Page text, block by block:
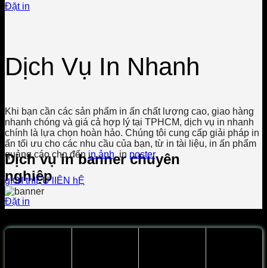
Đặt in
Dịch vụ in banner chuyên
nghiệp
Đặt in
Dịch Vụ In Nhanh
Khi bạn cần các sản phẩm in ấn chất lượng cao, giao hàng
nhanh chóng và giá cả hợp lý tại TPHCM, dịch vụ in nhanh
chính là lựa chọn hoàn hảo. Chúng tôi cung cấp giải pháp in
ấn tối ưu cho các nhu cầu của bạn, từ in tài liệu, in ấn phẩm
quảng cáo cho đến in ảnh, in poster.
gIỚI thIỆU lIÊN hỆ